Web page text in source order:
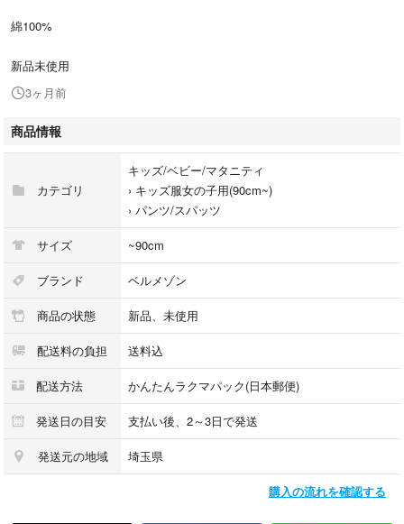
綿100%
新品未使用
3ヶ月前
商品情報
カテゴリ
キッズ/ベビー/マタニティ
› キッズ服女の子用(90cm~)
› パンツ/スパッツ
サイズ ~90cm
ブランド ベルメゾン
商品の状態 新品、未使用
配送料の負担 送料込
配送方法 かんたんラクマパック(日本郵便)
発送日の目安 支払い後、2～3日で発送
発送元の地域 埼玉県
購入の流れを確認する